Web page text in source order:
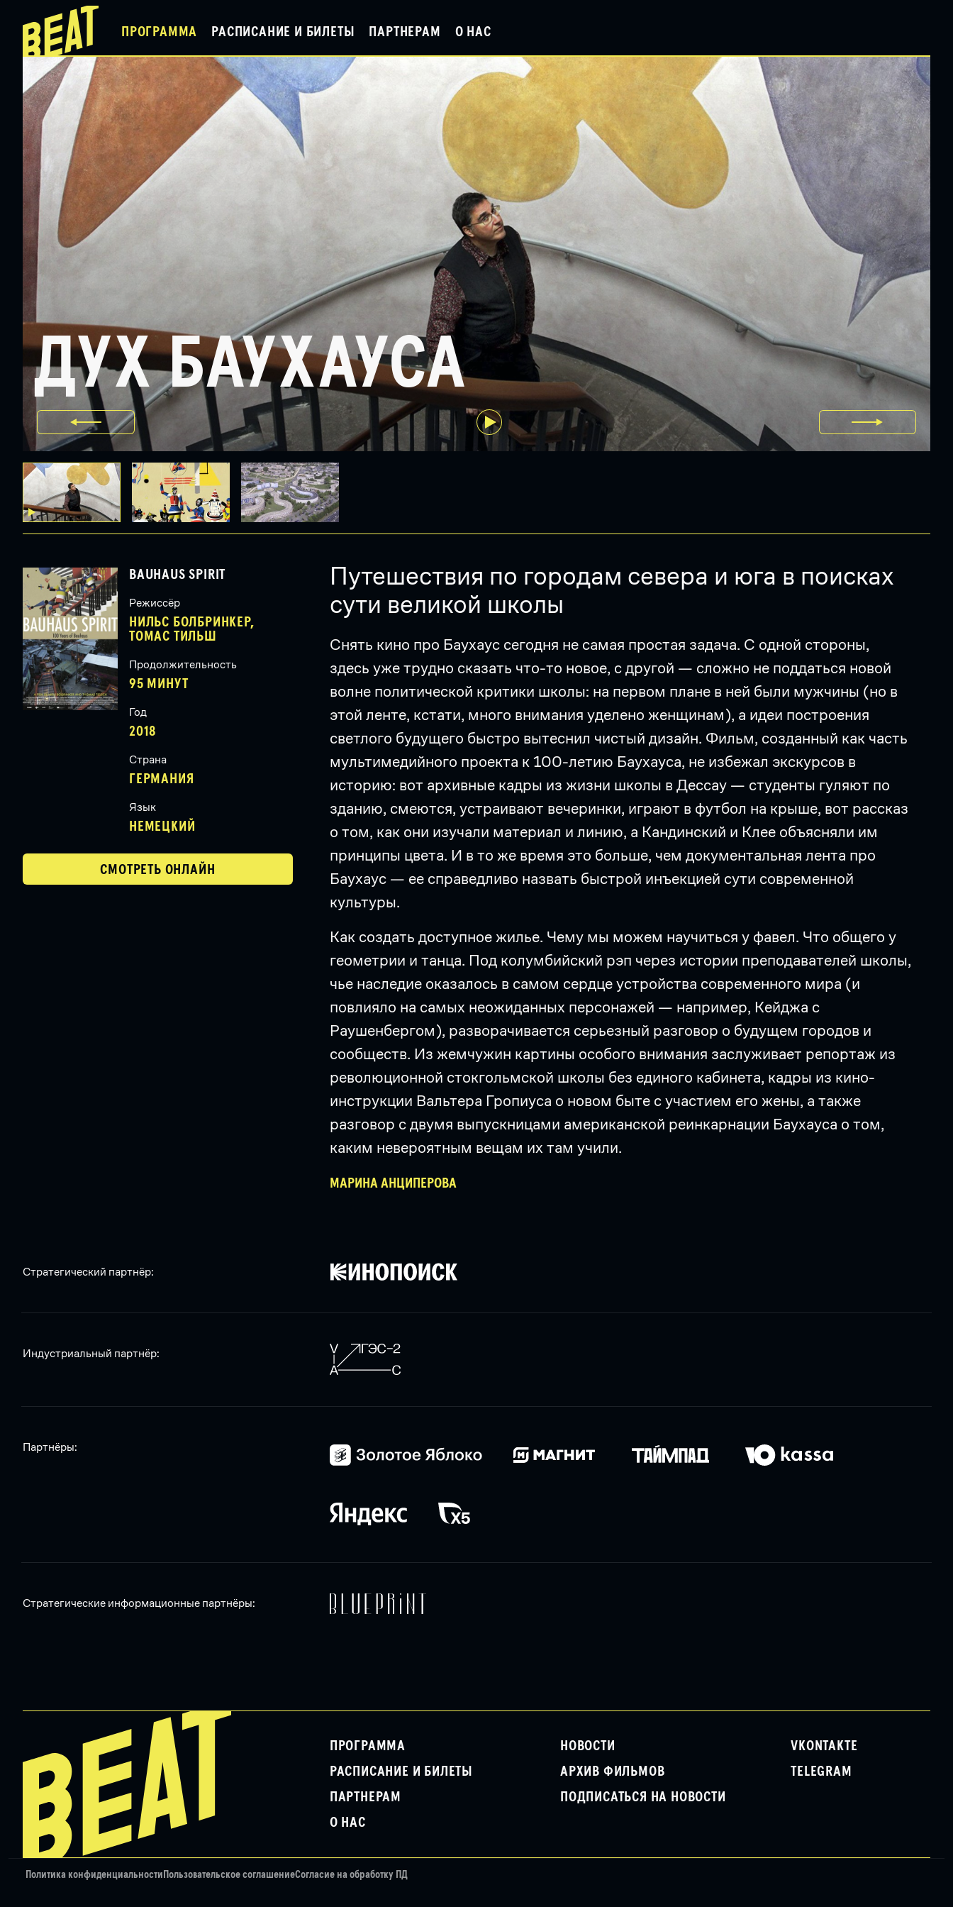
ПРОГРАММА РАСПИСАНИЕ И БИЛЕТЫ ПАРТНЕРАМ О НАС
ДУХ БАУХАУСА
BAUHAUS SPIRIT
Режиссёр
НИЛЬС БОЛБРИНКЕР,
ТОМАС ТИЛЬШ
Продолжительность
95 МИНУТ
Год
2018
Страна
ГЕРМАНИЯ
Язык
НЕМЕЦКИЙ
СМОТРЕТЬ ОНЛАЙН
Путешествия по городам севера и юга в поисках
сути великой школы
Снять кино про Баухаус сегодня не самая простая задача. С одной стороны,
здесь уже трудно сказать что-то новое, с другой — сложно не поддаться новой
волне политической критики школы: на первом плане в ней были мужчины (но в
этой ленте, кстати, много внимания уделено женщинам), а идеи построения
светлого будущего быстро вытеснил чистый дизайн. Фильм, созданный как часть
мультимедийного проекта к 100-летию Баухауса, не избежал экскурсов в
историю: вот архивные кадры из жизни школы в Дессау — студенты гуляют по
зданию, смеются, устраивают вечеринки, играют в футбол на крыше, вот рассказ
о том, как они изучали материал и линию, а Кандинский и Клее объясняли им
принципы цвета. И в то же время это больше, чем документальная лента про
Баухаус — ее справедливо назвать быстрой инъекцией сути современной
культуры.
Как создать доступное жилье. Чему мы можем научиться у фавел. Что общего у
геометрии и танца. Под колумбийский рэп через истории преподавателей школы,
чье наследие оказалось в самом сердце устройства современного мира (и
повлияло на самых неожиданных персонажей — например, Кейджа с
Раушенбергом), разворачивается серьезный разговор о будущем городов и
сообществ. Из жемчужин картины особого внимания заслуживает репортаж из
революционной стокгольмской школы без единого кабинета, кадры из кино-
инструкции Вальтера Гропиуса о новом быте с участием его жены, а также
разговор с двумя выпускницами американской реинкарнации Баухауса о том,
каким невероятным вещам их там учили.
МАРИНА АНЦИПЕРОВА
Стратегический партнёр:
Индустриальный партнёр:
Партнёры:
Стратегические информационные партнёры:
ПРОГРАММА
РАСПИСАНИЕ И БИЛЕТЫ
ПАРТНЕРАМ
О НАС
VKONTAKTE
TELEGRAM
НОВОСТИ
АРХИВ ФИЛЬМОВ
ПОДПИСАТЬСЯ НА НОВОСТИ
Политика конфиденциальности Пользовательское соглашениеСогласие на обработку ПД